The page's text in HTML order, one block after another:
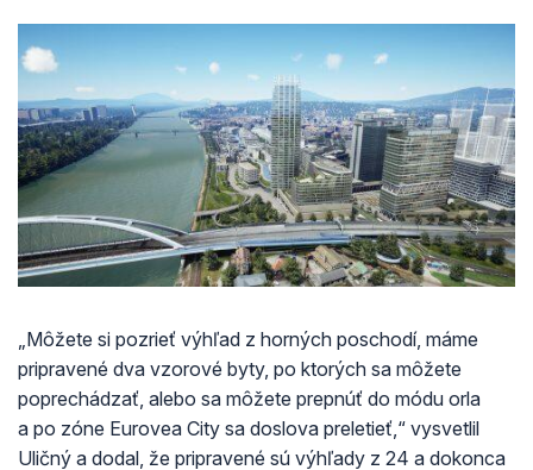
„Môžete si pozrieť výhľad z horných poschodí, máme
pripravené dva vzorové byty, po ktorých sa môžete
poprechádzať, alebo sa môžete prepnúť do módu orla
a po zóne Eurovea City sa doslova preletieť,“ vysvetlil
Uličný a dodal, že pripravené sú výhľady z 24 a dokonca